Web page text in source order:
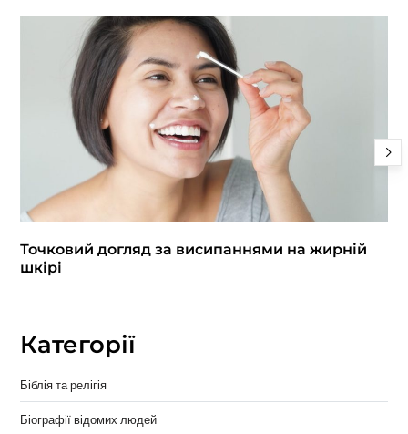
Точковий догляд за висипаннями на жирній
шкірі
Категорії
Біблія та релігія
Біографії відомих людей